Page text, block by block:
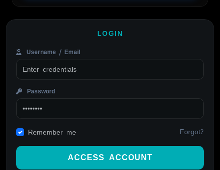
LOGIN
Username / Email
Password
Remember me Forgot?
ACCESS ACCOUNT